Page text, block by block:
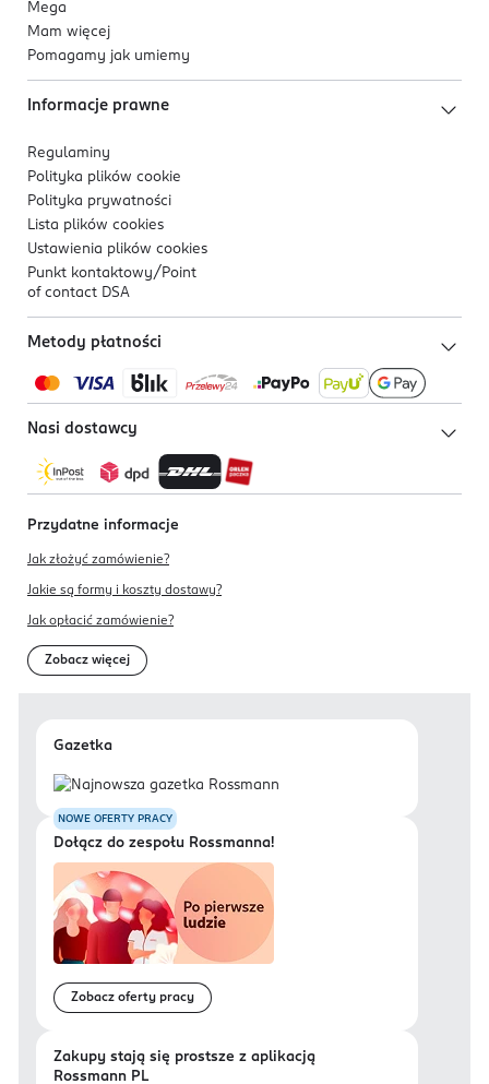
Mega
Mam więcej
Pomagamy jak umiemy
Informacje prawne
Regulaminy
Polityka plików cookie
Polityka prywatności
Lista plików cookies
Ustawienia plików cookies
Punkt kontaktowy/ Point
of contact DSA
Metody płatności
Nasi dostawcy
Przydatne informacje
Jak złożyć zamówienie?
Jakie są formy i koszty dostawy?
Jak opłacić zamówienie?
Zobacz więcej
Gazetka
NOWE OFERTY PRACY
Dołącz do zespołu Rossmanna!
Zobacz oferty pracy
Zakupy stają się prostsze z aplikacją
Rossmann PL